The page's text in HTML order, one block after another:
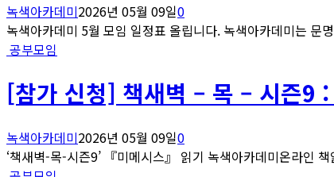
녹색아카데미2026년 05월 09일0
녹색아카데미 5월 모임 일정표 올립니다. 녹색아카데미는 문
공부모임
[참가 신청] 책새벽 – 목 – 시즌9 :
녹색아카데미2026년 05월 09일0
‘책새벽-목-시즌9’ 『미메시스』 읽기 녹색아카데미온라인